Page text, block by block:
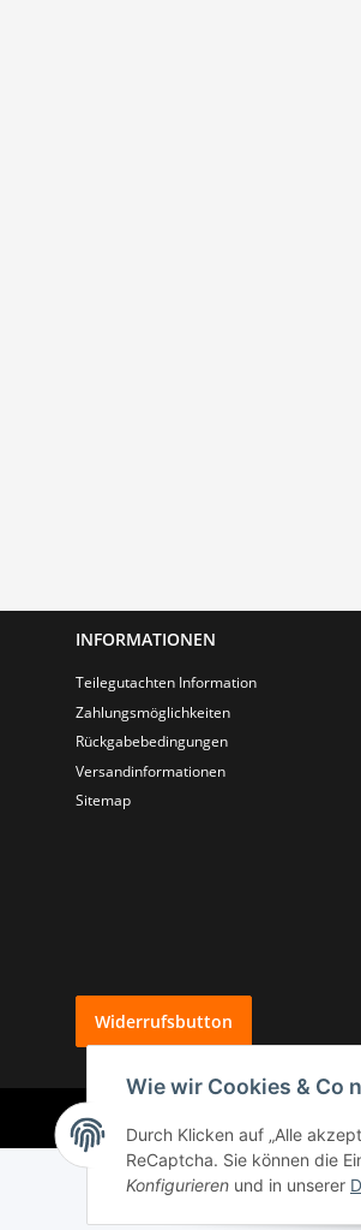
INFORMATIONEN
Teilegutachten Information
Zahlungsmöglichkeiten
Rückgabebedingungen
Versandinformationen
Sitemap
Widerrufsbutton
Wie wir Cookies & Co
Durch Klicken auf „Alle
ReCaptcha. Sie können die
Konfigurieren und in unserer